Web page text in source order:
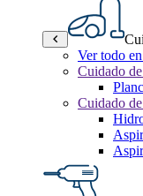
Ver todo
Cuidado
Cuidado